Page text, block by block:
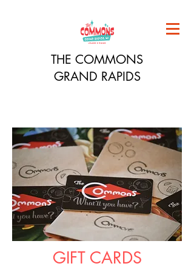
THE COMMONS
GRAND RAPIDS
GIFT CARDS